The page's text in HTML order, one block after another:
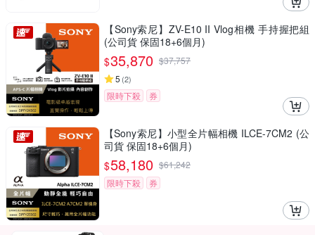
【Sony索尼】ZV-E10 II Vlog相機 手持握把組
(公司貨 保固18+6個月)
$35,870 $37,757
5 (2)
限時下殺 券
【Sony索尼】小型全片幅相機 ILCE-7CM2 (公
司貨 保固18+6個月)
$58,180 $61,242
限時下殺
券